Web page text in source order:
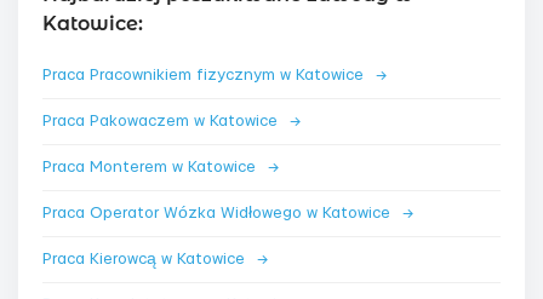
Katowice:
Praca Pracownikiem fizycznym w Katowice →
Praca Pakowaczem w Katowice →
Praca Monterem w Katowice →
Praca Operator Wózka Widłowego w Katowice →
Praca Kierowcą w Katowice →